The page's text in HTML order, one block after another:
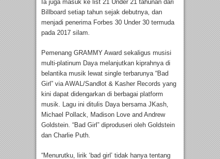
Ia juga masuk ke list 21 Under 21 tahunan dari
Billboard setiap tahun sejak debutnya, dan
menjadi penerima Forbes 30 Under 30 termuda
pada 2017 silam.
Pemenang GRAMMY Award sekaligus musisi
multi-platinum Daya melanjutkan kiprahnya di
belantika musik lewat single terbarunya “Bad
Girl” via AWAL/Sandlot & Kasher Records yang
kini dapat didengarkan di berbagai platform
musik. Lagu ini ditulis Daya bersama JKash,
Michael Pollack, Madison Love and Andrew
Goldstein. “Bad Girl” diproduseri oleh Goldstein
dan Charlie Puth.
“Menurutku, lirik ‘bad girl’ tidak hanya tentang